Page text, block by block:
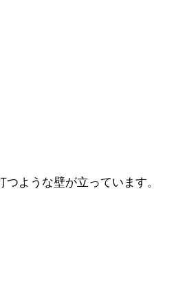
ような壁が立っています。